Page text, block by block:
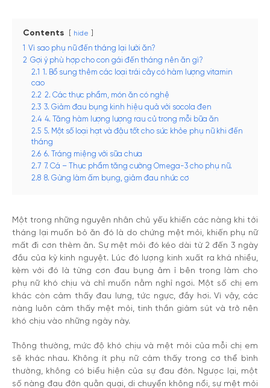
Contents hide
1 Vì sao phụ nữ đến tháng lại lười ăn?
2 Gợi ý phù hợp cho con gái đến tháng nên ăn gì?
2.1 1. Bổ sung thêm các loại trái cây có hàm lượng vitamin
cao
2.2 2. Các thực phẩm, món ăn có nghệ
2.3 3. Giảm đau bụng kinh hiệu quả với socola đen
2.4 4. Tăng hàm lượng lượng rau củ trong mỗi bữa ăn
2.5 5. Một số loại hạt và đậu tốt cho sức khỏe phụ nữ khi đến
tháng
2.6 6. Tráng miệng với sữa chưa
2.7 7. Cá – Thực phẩm tăng cường Omega-3 cho phụ nữ.
2.8 8. Gừng làm ấm bụng, giảm đau nhức cơ
Một trong những nguyên nhân chủ yếu khiến các nàng khi tới
tháng lại muốn bỏ ăn đó là do chứng mệt mỏi, khiến phụ nữ
mất đi cơn thèm ăn. Sự mệt mỏi đó kéo dài từ 2 đến 3 ngày
đầu của kỳ kinh nguyệt. Lúc đó lượng kinh xuất ra khá nhiều,
kèm với đó là từng cơn đau bụng âm ỉ bên trong làm cho
phụ nữ khó chịu và chỉ muốn nằm nghỉ ngơi. Một số chị em
khác còn cảm thấy đau lưng, tức ngực, đầy hơi. Vì vậy, các
nàng luôn cảm thấy mệt mỏi, tinh thần giảm sút và trở nên
khó chịu vào những ngày này.
Thông thường, mức độ khó chịu và mệt mỏi của mỗi chị em
sẽ khác nhau. Không ít phụ nữ cảm thấy trong cơ thể bình
thường, không có biểu hiện của sự đau đớn. Ngược lại, một
số nàng đau đớn quằn quại, di chuyển không nổi, sự mệt mỏi